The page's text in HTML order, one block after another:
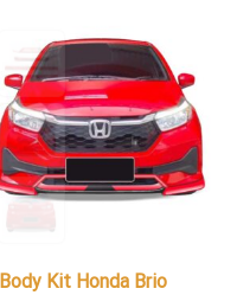
Body Kit Honda Brio